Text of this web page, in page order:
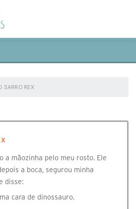
SARRO REX
a mãozinha pelo meu rosto. Ele
a boca, segurou minha
disse:
cara de dinossauro.